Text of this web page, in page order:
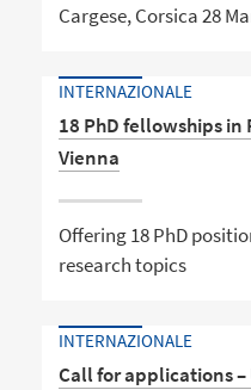
Cargese, Corsica 28
INTERNAZIONALE
18 PhD fellowships in
Vienna
Offering 18 PhD
research topics
INTERNAZIONALE
Call for applications –